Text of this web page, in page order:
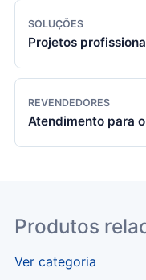
SOLUÇÕES
Projetos
REVENDEDORES
Atendimento para
Produtos
Ver categoria